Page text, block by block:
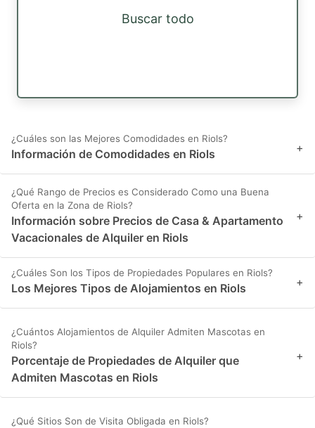
Buscar todo
¿Cuáles son las Mejores Comodidades en Riols?
Información de Comodidades en Riols +
¿Qué Rango de Precios es Considerado Como una Buena
Oferta en la Zona de Riols?
Información sobre Precios de Casa & Apartamento
Vacacionales de Alquiler en Riols
+
¿Cuáles Son los Tipos de Propiedades Populares en Riols?
Los Mejores Tipos de Alojamientos en Riols +
¿Cuántos Alojamientos de Alquiler Admiten Mascotas en
Riols?
Porcentaje de Propiedades de Alquiler que
Admiten Mascotas en Riols
+
¿Qué Sitios Son de Visita Obligada en Riols?